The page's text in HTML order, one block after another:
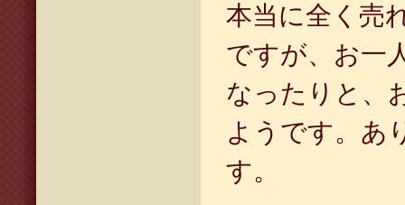
本当に全く売
ですが、お一
なったりと、
ようです。あ
す。